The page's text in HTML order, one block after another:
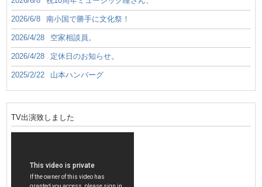
2026/6/8 南小国で勝手に文化祭！
2026/4/28 空家相談員。
2026/4/28 定休日のお知らせ。
2025/2/22 山本ハンバーグ
TV出演致しました